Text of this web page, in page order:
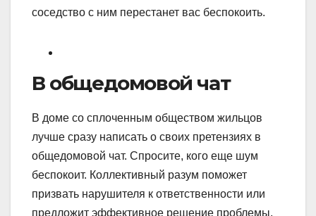
соседство с ним перестанет вас беспокоить.
В общедомовой чат
В доме со сплоченным обществом жильцов
лучше сразу написать о своих претензиях в
общедомовой чат. Спросите, кого еще шум
беспокоит. Коллективный разум поможет
призвать нарушителя к ответственности или
предложит эффективное решение проблемы.